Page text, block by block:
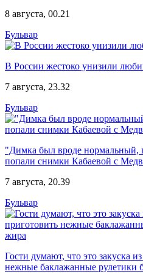
8 августа, 00.21
Бульвар
В России жестоко унизили
7 августа, 23.32
Бульвар
"Димка был вроде нормальный,
попали снимки Кабаевой с
7 августа, 20.39
Бульвар
Гости думают, что это закуска
нежные баклажанные рулетики